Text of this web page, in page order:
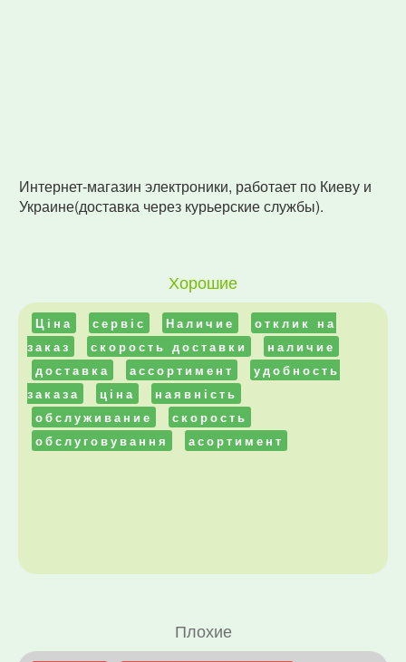
Интернет-магазин электроники, работает по Киеву и
Украине(доставка через курьерские службы).
Хорошие
Ціна сервіс Наличие
отклик на
заказ
скорость доставки
наличие
доставка
ассортимент
удобность
заказа
ціна
наявність
обслуживание
скорость
обслуговування
асортимент
Плохие